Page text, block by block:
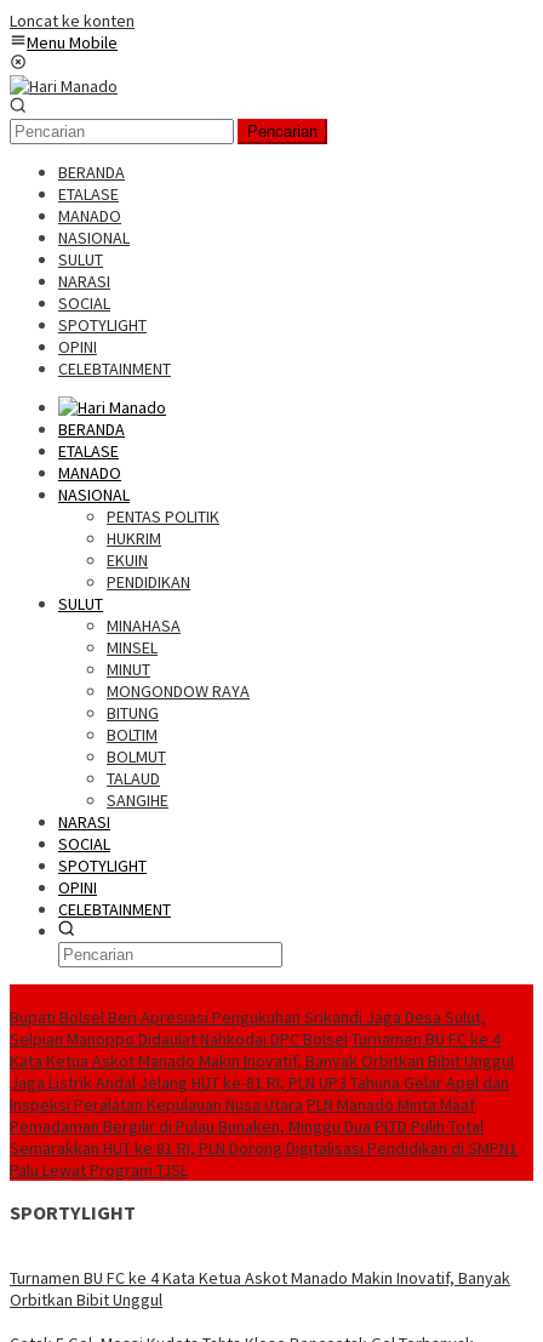
Loncat ke konten
Menu Mobile
Pencarian
BERANDA
ETALASE
MANADO
NASIONAL
SULUT
NARASI
SOCIAL
SPOTYLIGHT
OPINI
CELEBTAINMENT
BERANDA
ETALASE
MANADO
NASIONAL
PENTAS POLITIK
HUKRIM
EKUIN
PENDIDIKAN
SULUT
MINAHASA
MINSEL
MINUT
MONGONDOW RAYA
BITUNG
BOLTIM
BOLMUT
TALAUD
SANGIHE
NARASI
SOCIAL
SPOTYLIGHT
OPINI
CELEBTAINMENT
Bupati Bolsel Beri Apresiasi Pengukuhan Srikandi Jaga Desa Sulut,
Selpian Manoppo Didaulat Nahkodai DPC BolselTurnamen BU FC ke 4
Kata Ketua Askot Manado Makin Inovatif, Banyak Orbitkan Bibit Unggul
Jaga Listrik Andal Jelang HUT ke-81 RI, PLN UP3 Tahuna Gelar Apel dan
Inspeksi Peralatan Kepulauan Nusa Utara PLN Manado Minta Maaf
Pemadaman Bergilir di Pulau Bunaken, Minggu Dua PLTD Pulih Total
Semarakkan HUT ke 81 RI, PLN Dorong Digitalisasi Pendidikan di SMPN1
Palu Lewat Program TJSL
SPORTYLIGHT
Turnamen BU FC ke 4 Kata Ketua Askot Manado Makin Inovatif, Banyak
Orbitkan Bibit Unggul